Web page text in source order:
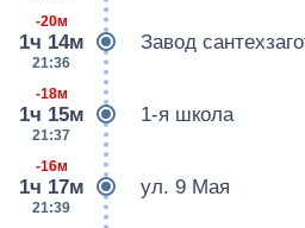
-20м
1ч 14м
21:36
Завод
-18м
1ч 15м
21:37
1-я школа
-16м
1ч 17м
21:39
ул. 9 Мая